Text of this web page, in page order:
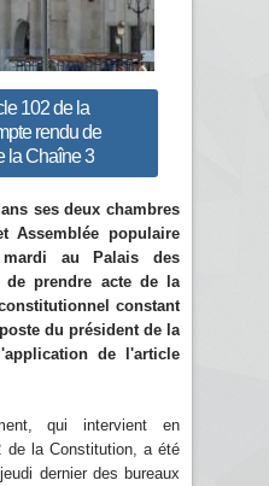
102 de la
rendu de
la Chaîne 3
ses deux chambres
Assemblée populaire
au Palais des
de prendre acte de la
constant
du président de la
de l'article
qui intervient en
de la Constitution, a été
dernier des bureaux